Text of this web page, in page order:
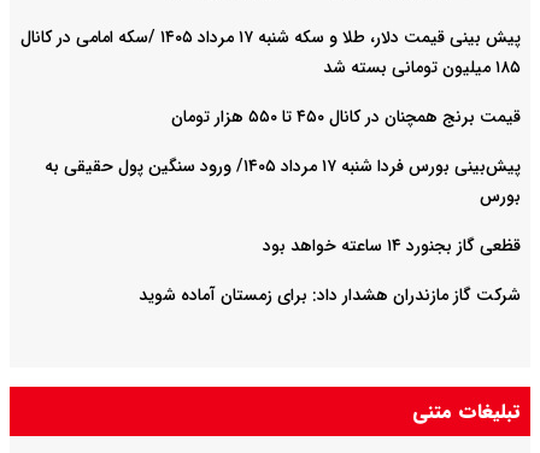
پیش ‌بینی قیمت دلار، طلا و سکه شنبه ۱۷ مرداد ۱۴۰۵ /سکه امامی در کانال
۱۸۵ میلیون تومانی بسته شد
قیمت برنج همچنان در کانال ۴۵۰ تا ۵۵۰ هزار تومان
پیش‌بینی بورس فردا شنبه ۱۷ مرداد ۱۴۰۵/ ورود سنگین پول حقیقی به
بورس
قظعی گاز بجنورد ۱۴ ساعته خواهد بود
شرکت گاز مازندران هشدار داد: برای زمستان آماده شوید
تبلیغات متنی